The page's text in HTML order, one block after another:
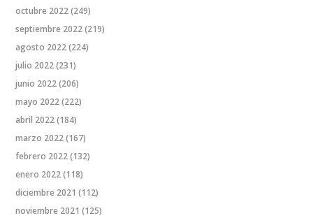
octubre 2022(249)
septiembre 2022(219)
agosto 2022(224)
julio 2022(231)
junio 2022(206)
mayo 2022(222)
abril 2022(184)
marzo 2022(167)
febrero 2022(132)
enero 2022(118)
diciembre 2021 (112)
noviembre 2021 (125)